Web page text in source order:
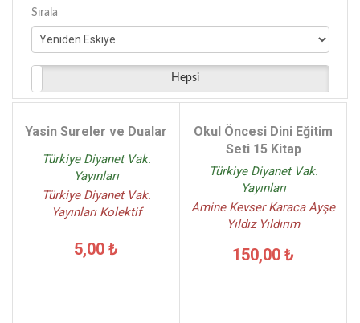
Ebulula Mardin - (2)
Emine Yeniterzi - (2)
İsmail Karagöz - (2)
Sırala
Hepsi
Yasin Sureler ve Dualar
Türkiye Diyanet Vak.
Yayınları
Türkiye Diyanet Vak.
Yayınları Kolektif
5,00 ₺
Okul Öncesi Dini Eğitim
Seti 15 Kitap
Türkiye Diyanet Vak.
Yayınları
Amine Kevser Karaca Ayşe
Yıldız Yıldırım
150,00 ₺